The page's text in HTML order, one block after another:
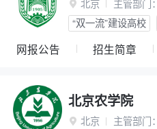
 北京 主管部门：
“双一流”建设高校
网报公告 招生简章
北京农学院
 北京 主管部门：